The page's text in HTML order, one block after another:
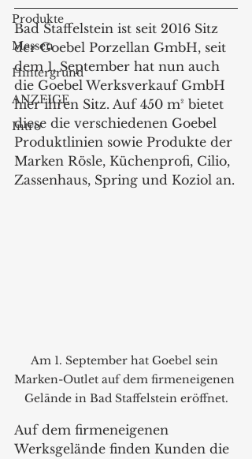
Produkte
Messen
Hintergrund
ANZEIGE
Intro
Bad Staffelstein ist seit 2016 Sitz
der Goebel Porzellan GmbH, seit
dem 1. September hat nun auch
die Goebel Werksverkauf GmbH
hier ihren Sitz. Auf 450 m² bietet
diese die verschiedenen Goebel
Produktlinien sowie Produkte der
Marken Rösle, Küchenprofi, Cilio,
Zassenhaus, Spring und Koziol an.
Am 1. September hat Goebel sein
Marken-Outlet auf dem firmeneigenen
Gelände in Bad Staffelstein eröffnet.
Auf dem firmeneigenen
Werksgelände finden Kunden die